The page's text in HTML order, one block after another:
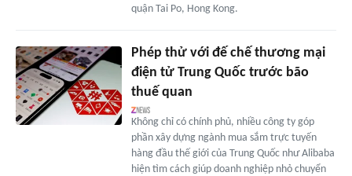
quận Tai Po, Hong Kong.
Phép thử với đế chế thương mại
điện tử Trung Quốc trước bão
thuế quan
Không chỉ có chính phủ, nhiều công ty góp
phần xây dựng ngành mua sắm trực tuyến
hàng đầu thế giới của Trung Quốc như Alibaba
hiện tìm cách giúp doanh nghiệp nhỏ chuyển